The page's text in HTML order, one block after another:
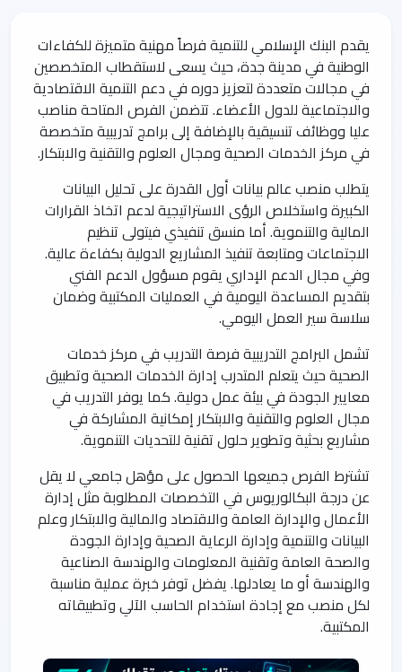
يقدم البنك الإسلامي للتنمية فرصاً مهنية متميزة للكفاءات
الوطنية في مدينة جدة، حيث يسعى لاستقطاب المتخصصين
في مجالات متعددة لتعزيز دوره في دعم التنمية الاقتصادية
والاجتماعية للدول الأعضاء. تتضمن الفرص المتاحة مناصب
عليا ووظائف تنسيقية بالإضافة إلى برامج تدريبية متخصصة
في مركز الخدمات الصحية ومجال العلوم والتقنية والابتكار.
يتطلب منصب عالم بيانات أول القدرة على تحليل البيانات
الكبيرة واستخلاص الرؤى الاستراتيجية لدعم اتخاذ القرارات
المالية والتنموية. أما منسق تنفيذي فيتولى تنظيم
الاجتماعات ومتابعة تنفيذ المشاريع الدولية بكفاءة عالية.
وفي مجال الدعم الإداري يقوم مسؤول الدعم الفني
بتقديم المساعدة اليومية في العمليات المكتبية وضمان
سلاسة سير العمل اليومي.
تشمل البرامج التدريبية فرصة التدريب في مركز خدمات
الصحية حيث يتعلم المتدرب إدارة الخدمات الصحية وتطبيق
معايير الجودة في بيئة عمل دولية. كما يوفر التدريب في
مجال العلوم والتقنية والابتكار إمكانية المشاركة في
مشاريع بحثية وتطوير حلول تقنية للتحديات التنموية.
تشترط الفرص جميعها الحصول على مؤهل جامعي لا يقل
عن درجة البكالوريوس في التخصصات المطلوبة مثل إدارة
الأعمال والإدارة العامة والاقتصاد والمالية والابتكار وعلم
البيانات والتنمية وإدارة الرعاية الصحية وإدارة الجودة
والصحة العامة وتقنية المعلومات والهندسة الصناعية
والهندسة أو ما يعادلها. يفضل توفر خبرة عملية مناسبة
لكل منصب مع إجادة استخدام الحاسب الآلي وتطبيقاته
المكتبية.